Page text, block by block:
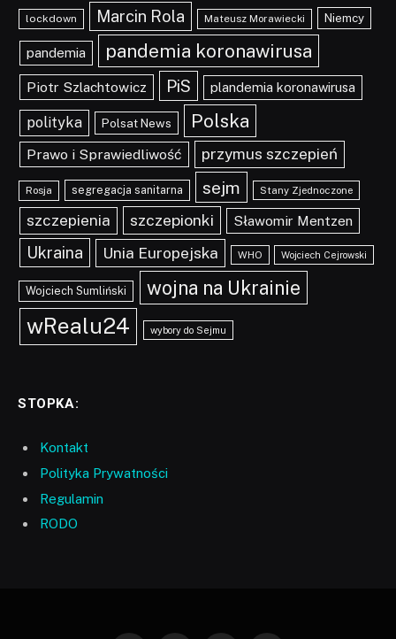
lockdown Marcin Rola Mateusz Morawiecki Niemcy
pandemia pandemia koronawirusa
Piotr Szlachtowicz PiS plandemia koronawirusa
polityka Polsat News Polska
Prawo i Sprawiedliwość przymus szczepień
Rosja segregacja sanitarna sejm Stany Zjednoczone
szczepienia szczepionki Sławomir Mentzen
Ukraina Unia Europejska WHO Wojciech Cejrowski
Wojciech Sumliński wojna na Ukrainie
wRealu24 wybory do Sejmu
STOPKA:
Kontakt
Polityka Prywatności
Regulamin
RODO